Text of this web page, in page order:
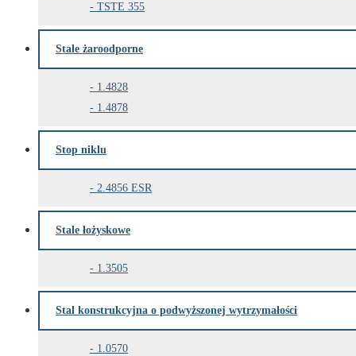
TSTE 355
Stale żaroodporne
1.4828
1.4878
Stop niklu
2.4856 ESR
Stale łożyskowe
1.3505
Stal konstrukcyjna o podwyższonej wytrzymałości
1.0570